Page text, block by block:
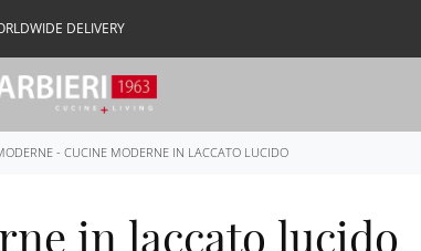
DELIVERY
- CUCINE MODERNE IN LACCATO LUCIDO
in laccato lucido